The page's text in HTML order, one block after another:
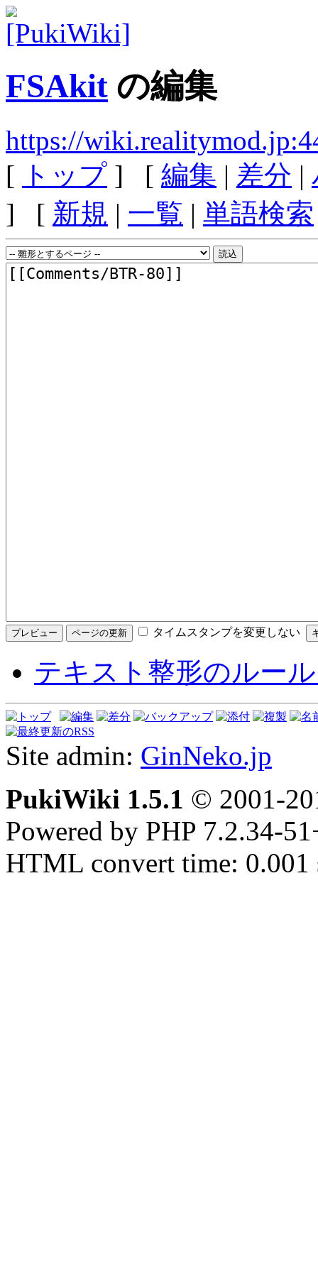
FSAkit の編集
https://
[ トップ ] [ 編集 | 差分 |
] [ 新規 | 一覧 | 単語検索
タイムスタンプを変更しない
テキスト整形のルー
Site admin: GinNeko.jp
PukiWiki 1.5.1 © 2001-
Powered by PHP 7.2.34-
HTML convert time: 0.001